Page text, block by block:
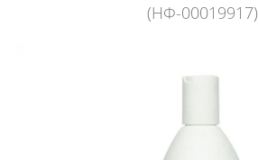
(НФ-00019917)